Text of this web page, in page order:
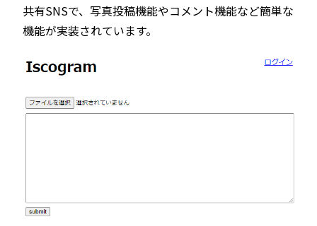
共有SNSで、写真投稿機能やコメント機能など簡単な
機能が実装されています。